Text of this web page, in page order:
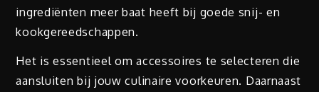
ingrediënten meer baat heeft bij goede snij- en
kookgereedschappen.
Het is essentieel om accessoires te selecteren die
aansluiten bij jouw culinaire voorkeuren. Daarnaast